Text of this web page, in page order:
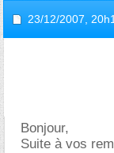
23/12/2007,
Bonjour,
Suite à vos